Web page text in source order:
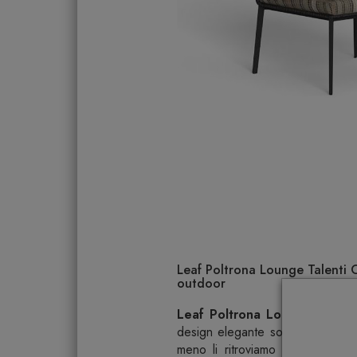
Leaf Poltrona Lounge Talenti
outdoor
Leaf Poltrona Lounge
design elegante sono gli
meno li ritroviamo anche sulla